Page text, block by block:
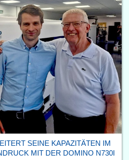
SEINE KAPAZITÄTEN IM
MIT DER DOMINO N730I